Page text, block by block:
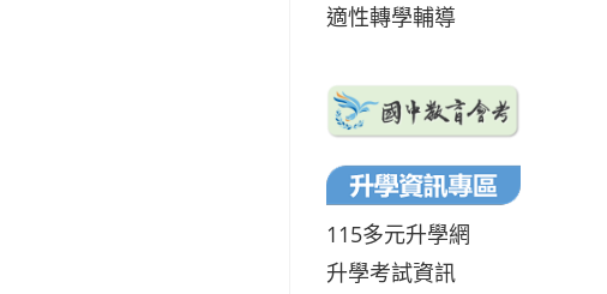
適性轉學輔導
115多元升學網
升學考試資訊